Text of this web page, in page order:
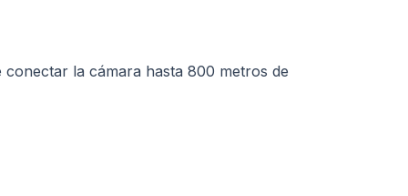
la cámara hasta 800 metros de